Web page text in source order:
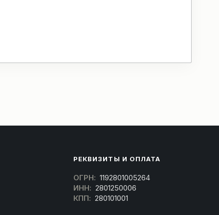
РЕКВИЗИТЫ И ОПЛАТА
ОГРН: 1192801005264
ИНН: 2801250006
КПП: 280101001